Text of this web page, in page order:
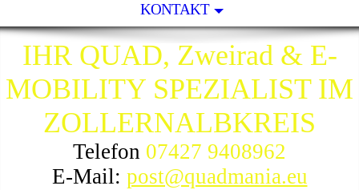
KONTAKT
IHR QUAD, Zweirad & E-
MOBILITY SPEZIALIST IM
ZOLLERNALBKREIS
Telefon 07427 9408962
E-Mail: post@quadmania.eu